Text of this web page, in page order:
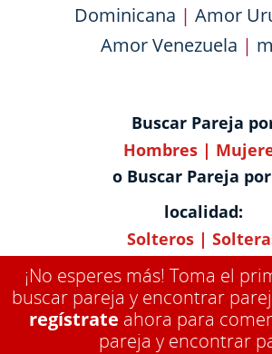
Dominicana | Amor
Amor Venezuela |
Buscar Pareja
Hombres |
o Buscar Pareja
localidad:
Solteros |
¡No esperes más! Toma el
buscar pareja y encontrar
regístrate ahora para
pareja y encontrar